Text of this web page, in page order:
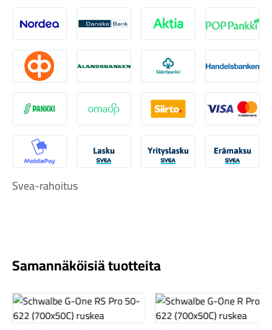
Komponentit
Katso koko valikoima
Nordea Danske Aktia Pop-
Osuuspankki Ålandsbanken Säästöpankki
S-Pankki Omasp Siirto Visa &
MobilePay Svea Lasku Svea yrityslaskuSvea
Svea-rahoitus
Samannäköisiä tuotteita
Katso tuote Katso tuote